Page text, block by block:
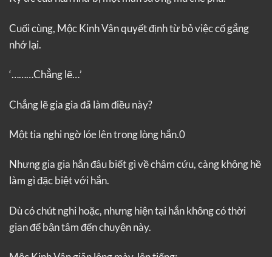
Cuối cùng, Mộc Kinh Vân quyết định từ bỏ việc cố gắng
nhớ lại.
‘………Chẳng lẽ…’
Chẳng lẽ gia gia đã làm điều này?
Một tia nghi ngờ lóe lên trong lòng hắn.0
Nhưng gia gia hắn đâu biết gì về châm cứu, càng không hề
làm gì đặc biệt với hắn.
Dù có chút nghi hoặc, nhưng hiện tại hắn không có thời
gian để bận tâm đến chuyện này.